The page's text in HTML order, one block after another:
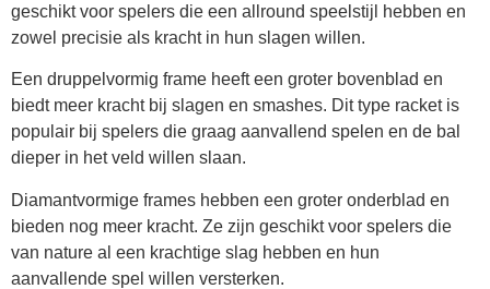
geschikt voor spelers die een allround speelstijl hebben en
zowel precisie als kracht in hun slagen willen.
Een druppelvormig frame heeft een groter bovenblad en
biedt meer kracht bij slagen en smashes. Dit type racket is
populair bij spelers die graag aanvallend spelen en de bal
dieper in het veld willen slaan.
Diamantvormige frames hebben een groter onderblad en
bieden nog meer kracht. Ze zijn geschikt voor spelers die
van nature al een krachtige slag hebben en hun
aanvallende spel willen versterken.